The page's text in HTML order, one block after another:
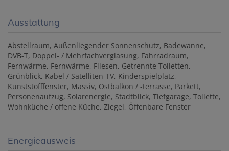
Ausstattung
Abstellraum Außenliegender Sonnenschutz Badewanne
DVB-T Doppel- / Mehrfachverglasung Fahrradraum
Fernwärme Fernwärme Fliesen Getrennte Toiletten
Grünblick Kabel / Satelliten-TV Kinderspielplatz
Kunststofffenster Massiv Ostbalkon / -terrasse Parkett
Personenaufzug Solarenergie Stadtblick Tiefgarage Toilette
Wohnküche / offene Küche Ziegel Öffenbare Fenster
Energieausweis